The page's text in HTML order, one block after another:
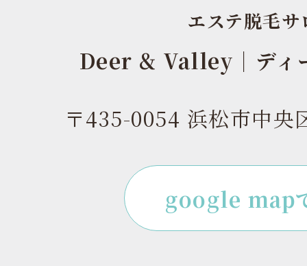
エステ脱毛サ
Deer & Valley｜ディ
〒435-0054 浜松市中央
google map